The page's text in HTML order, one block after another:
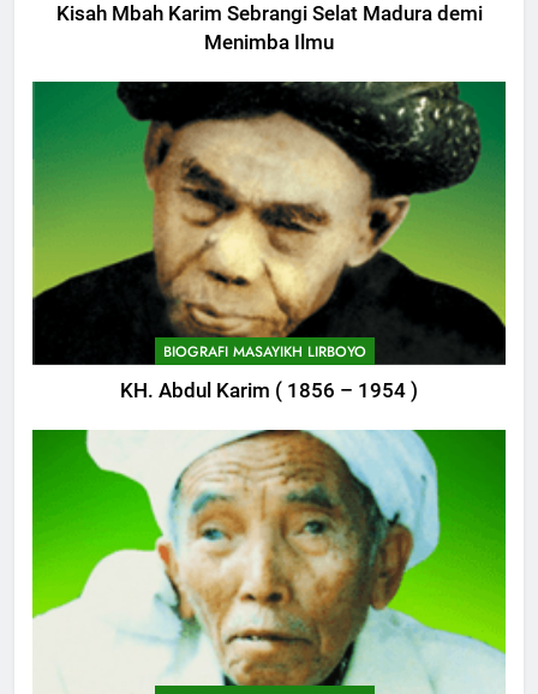
Kisah Mbah Karim Sebrangi Selat Madura demi
Menimba Ilmu
BIOGRAFI MASAYIKH LIRBOYO
KH. Abdul Karim ( 1856 – 1954 )
747
Himasal Semen Sumbang
Pembangunan Kantor Himasal
POJOK LIRBOYO
Delegasi MQK Kota Kediri
Menuju Probolinggo